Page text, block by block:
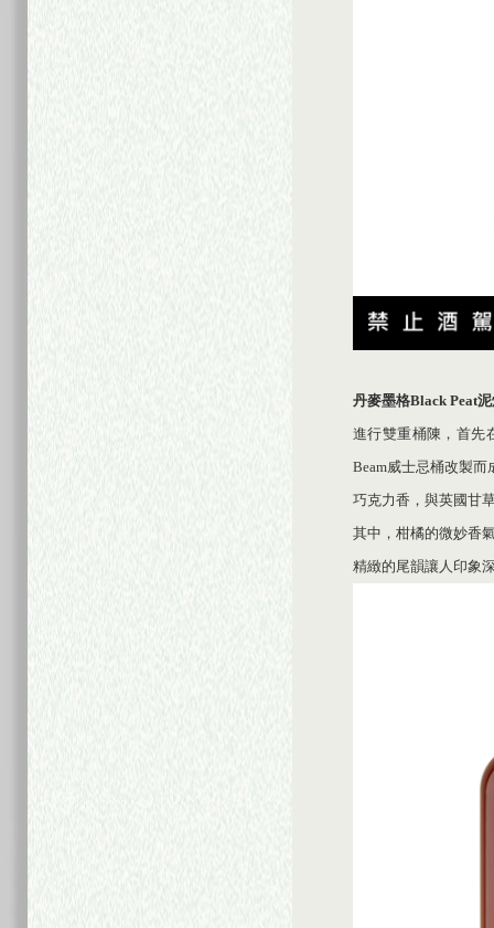
丹麥墨格Black Peat
進行雙重桶陳，首先
Beam威士忌桶改製
巧克力香，與英國甘
其中，柑橘的微妙香
精緻的尾韻讓人印象